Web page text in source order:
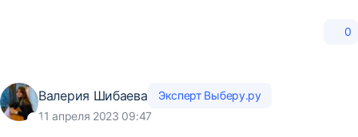
0
Валерия Шибаева
Эксперт Выберу.ру
11 апреля 2023 09:47